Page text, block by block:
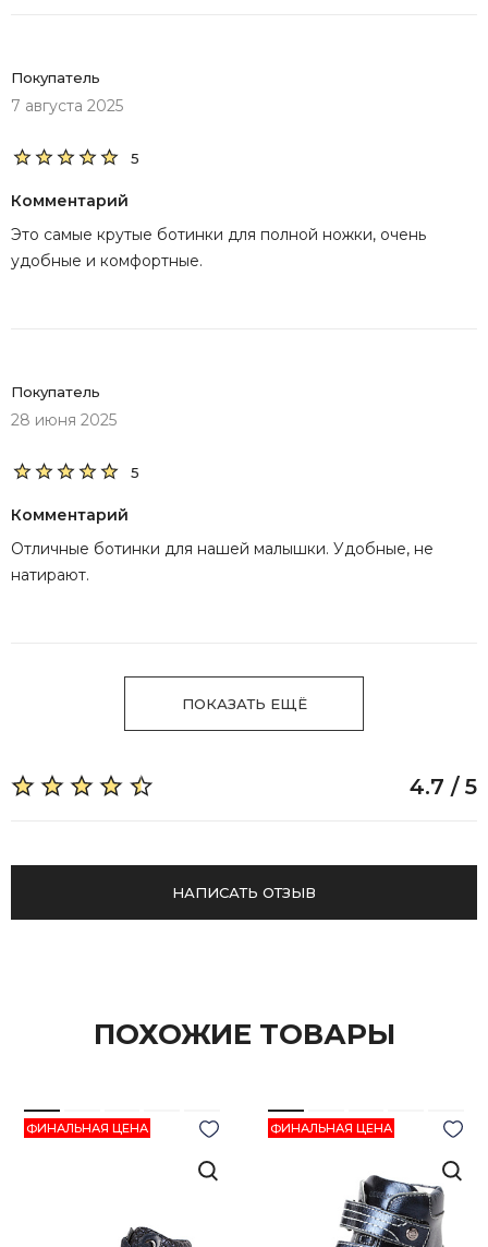
Покупатель
7 августа 2025
5
Комментарий
Это самые крутые ботинки для полной ножки, очень
удобные и комфортные.
Покупатель
28 июня 2025
5
Комментарий
Отличные ботинки для нашей малышки. Удобные, не
натирают.
ПОКАЗАТЬ ЕЩЁ
4.7 / 5
НАПИСАТЬ ОТЗЫВ
ПОХОЖИЕ ТОВАРЫ
ФИНАЛЬНАЯ ЦЕНА ФИНАЛЬНАЯ ЦЕНА